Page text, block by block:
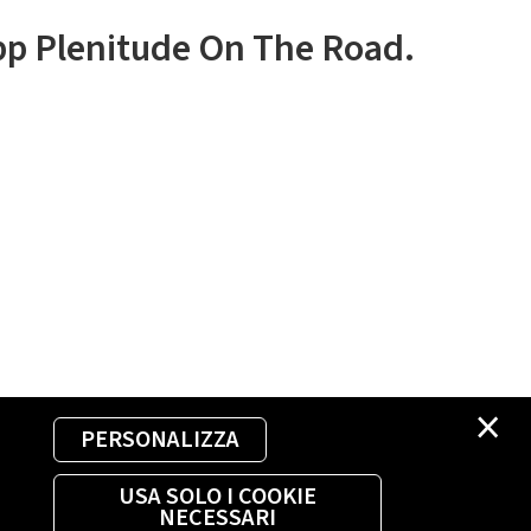
×
PERSONALIZZA
USA SOLO I COOKIE
NECESSARI
Plenitude On The Road.